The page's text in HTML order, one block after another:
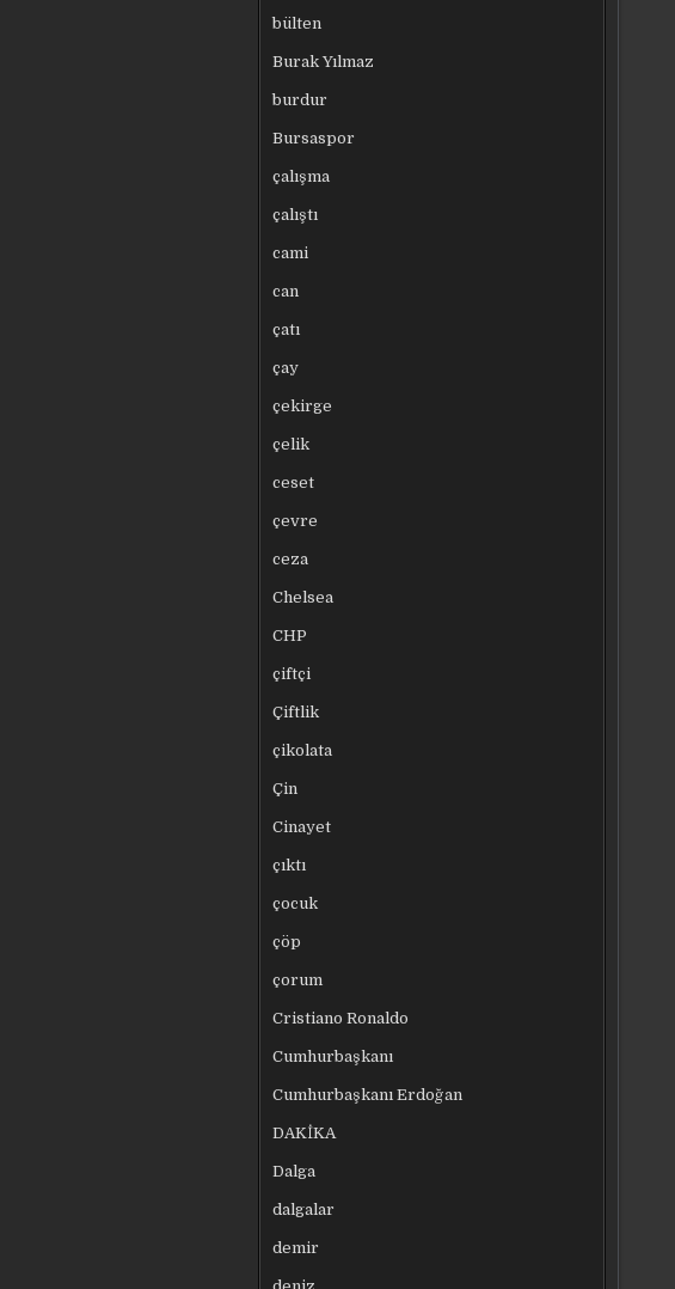
bülten
Burak Yılmaz
burdur
Bursaspor
çalışma
çalıştı
cami
can
çatı
çay
çekirge
çelik
ceset
çevre
ceza
Chelsea
CHP
çiftçi
Çiftlik
çikolata
Çin
Cinayet
çıktı
çocuk
çöp
çorum
Cristiano Ronaldo
Cumhurbaşkanı
Cumhurbaşkanı Erdoğan
DAKİKA
Dalga
dalgalar
demir